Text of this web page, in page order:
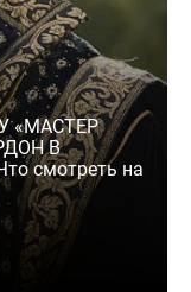
«МАСТЕР
В
смотреть на